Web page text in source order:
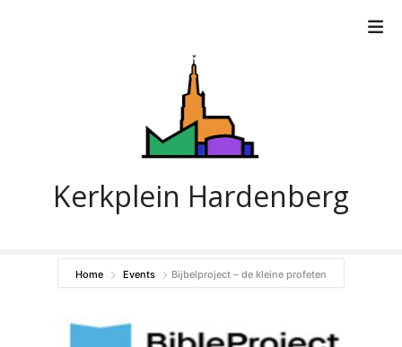
Kerkplein Hardenberg
Home Events Bijbelproject – de kleine profeten